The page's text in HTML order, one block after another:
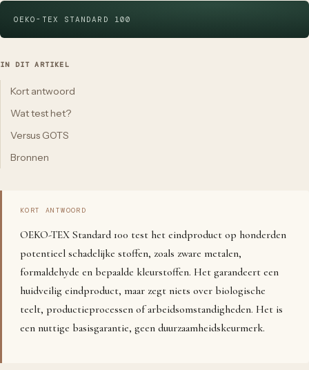
OEKO-TEX STANDARD 100
IN DIT ARTIKEL
Kort antwoord
Wat test het?
Versus GOTS
Bronnen
KORT ANTWOORD
OEKO-TEX Standard 100 test het eindproduct op honderden
potentieel schadelijke stoffen, zoals zware metalen,
formaldehyde en bepaalde kleurstoffen. Het garandeert een
huidveilig eindproduct, maar zegt niets over biologische
teelt, productieprocessen of arbeidsomstandigheden. Het is
een nuttige basisgarantie, geen duurzaamheidskeurmerk.